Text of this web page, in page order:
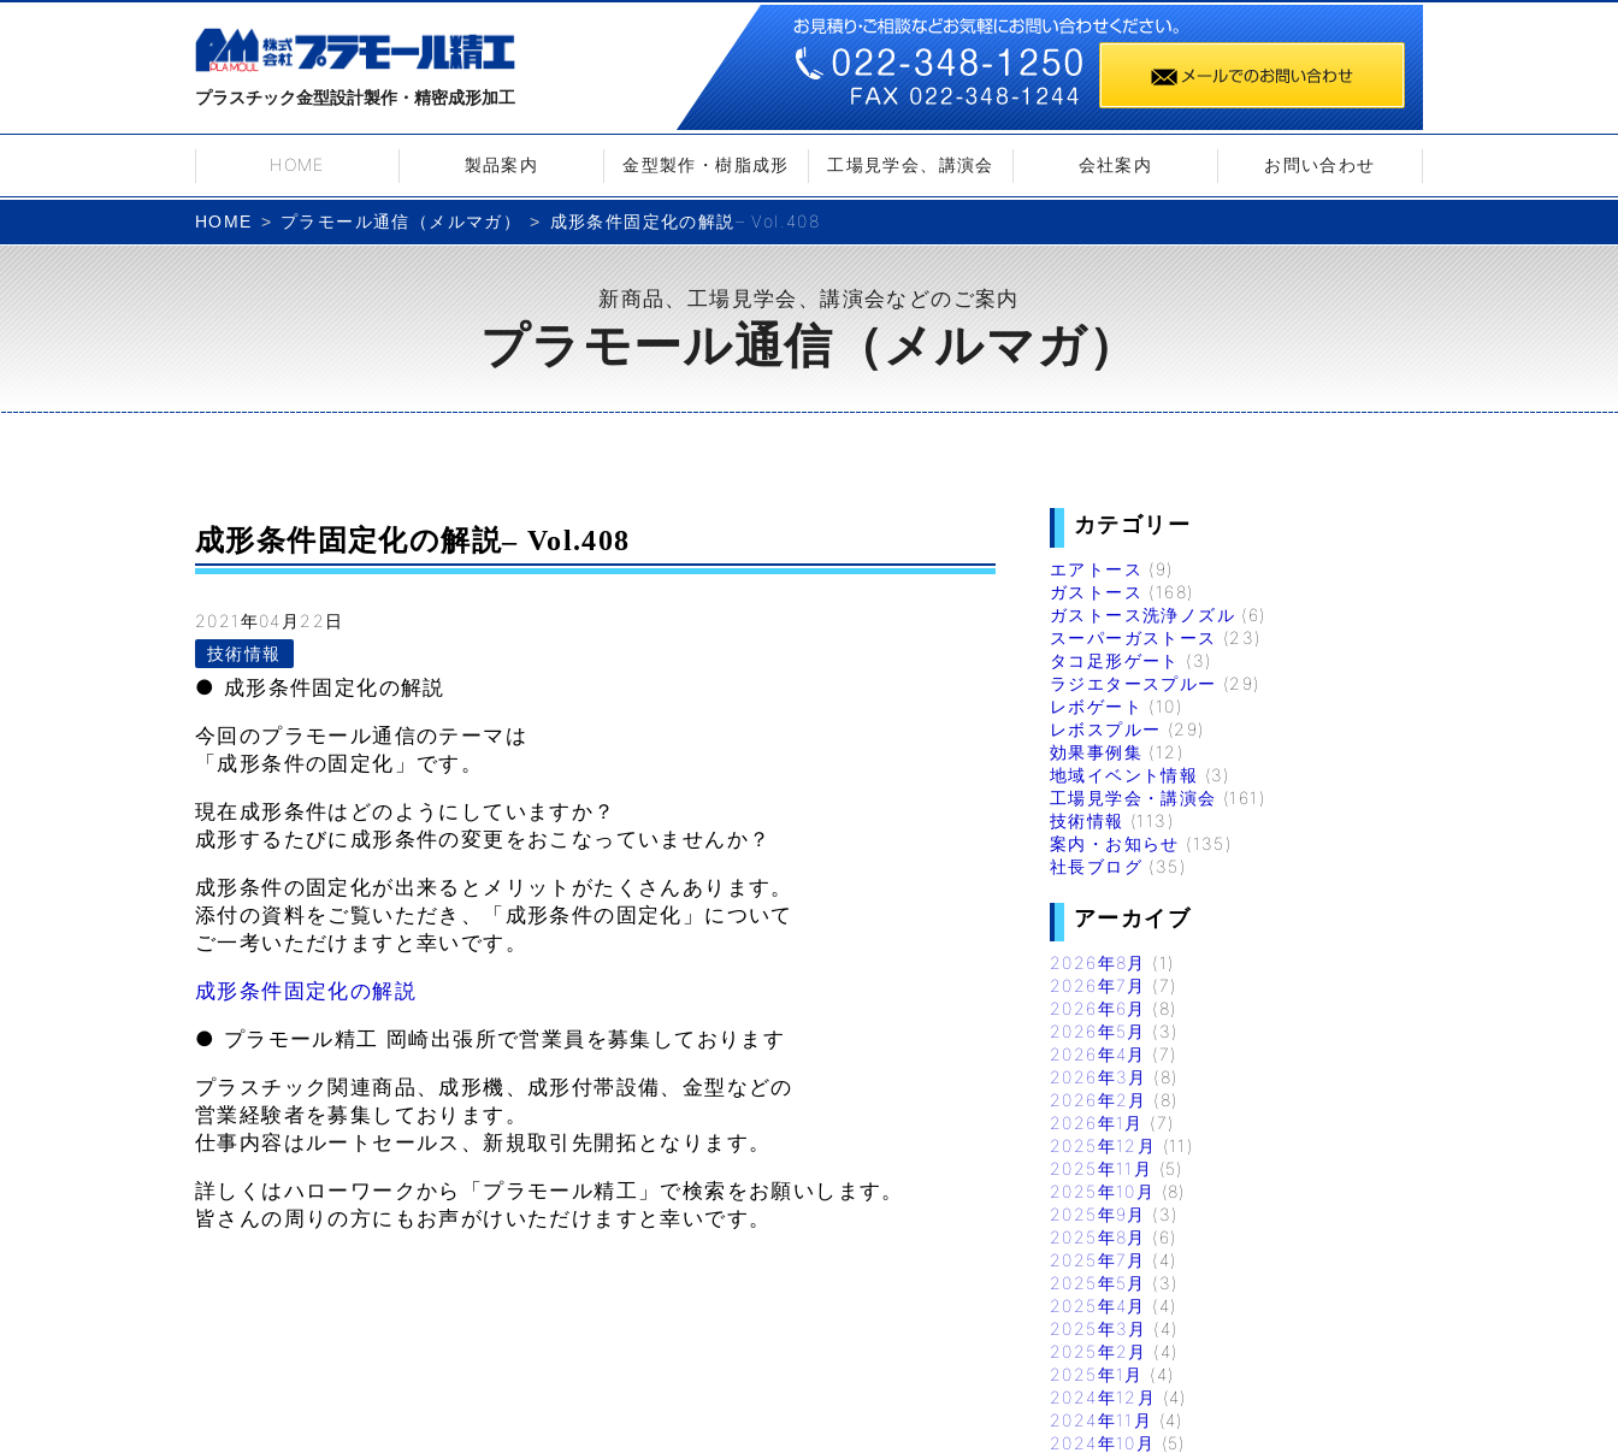
プラスチック金型設計製作・精密成形加工
HOME 製品案内 金型製作・樹脂成形 工場見学会、講演会 会社案内 お問い合わせ
HOME プラモール通信（メルマガ） 成形条件固定化の解説– Vol.408
新商品、工場見学会、講演会などのご案内
プラモール通信（メルマガ）
成形条件固定化の解説– Vol.408
2021年04月22日
技術情報
● 成形条件固定化の解説
今回のプラモール通信のテーマは
「成形条件の固定化」です。
現在成形条件はどのようにしていますか？
成形するたびに成形条件の変更をおこなっていませんか？
成形条件の固定化が出来るとメリットがたくさんあります。
添付の資料をご覧いただき、「成形条件の固定化」について
ご一考いただけますと幸いです。
成形条件固定化の解説
● プラモール精工 岡崎出張所で営業員を募集しております
プラスチック関連商品、成形機、成形付帯設備、金型などの
営業経験者を募集しております。
仕事内容はルートセールス、新規取引先開拓となります。
詳しくはハローワークから「プラモール精工」で検索をお願いします。
皆さんの周りの方にもお声がけいただけますと幸いです。
カテゴリー
エアトース (9)
ガストース (168)
ガストース洗浄ノズル (6)
スーパーガストース (23)
タコ足形ゲート
(3)
ラジエタースプルー (29)
レボゲート (10)
レボスプルー (29)
効果事例集 (12)
地域イベント情報 (3)
工場見学会・講演会 (161)
技術情報 (113)
案内・お知らせ (135)
社長ブログ (35)
アーカイブ
2026年8月
(1)
2026年7月
(7)
2026年6月
(8)
2026年5月
(3)
2026年4月
(7)
2026年3月
(8)
2026年2月
(8)
2026年1月
(7)
2025年12月
(11)
2025年11月
(5)
2025年10月
(8)
2025年9月
(3)
2025年8月
(6)
2025年7月
(4)
2025年5月
(3)
2025年4月
(4)
2025年3月
(4)
2025年2月
(4)
2025年1月
(4)
2024年12月
(4)
2024年11月
(4)
2024年10月
(5)